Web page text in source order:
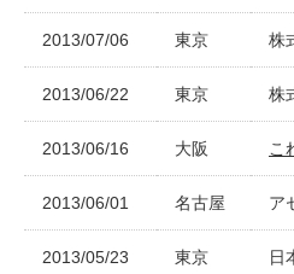
2013/07/06 東京 株
2013/06/22 東京 株
2013/06/16 大阪 こ
2013/06/01 名古屋 ア
2013/05/23 東京 日